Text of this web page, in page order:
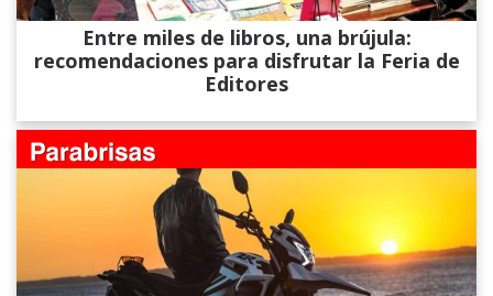
Entre miles de libros, una brújula:
recomendaciones para disfrutar la Feria de
Editores